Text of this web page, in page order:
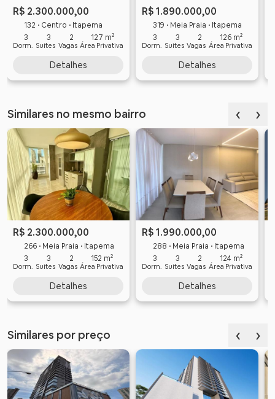
R$ 2.300.000,00
132 • Centro • Itapema
3
Dorm.
3
Suítes
2
Vagas
127 m²
Área Privativa
Detalhes
R$ 1.890.000,00
319 • Meia Praia • Itapema
3
Dorm.
3
Suítes
2
Vagas
126 m²
Área Privativa
Detalhes
Similares no mesmo bairro ‹ ›
R$ 2.300.000,00
266 • Meia Praia • Itapema
3
Dorm.
3
Suítes
2
Vagas
152 m²
Área Privativa
Detalhes
R$ 1.990.000,00
288 • Meia Praia • Itapema
3
Dorm.
3
Suítes
2
Vagas
124 m²
Área Privativa
Detalhes
Similares por preço ‹ ›